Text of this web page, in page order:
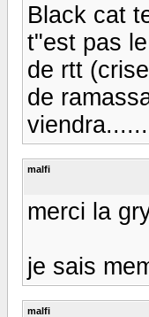
Black cat
t"est pas
de rtt
de
malfi
merci la
je sais
malfi